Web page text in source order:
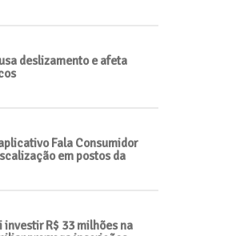
deslizamento e afeta
Fala Consumidor
em postos da
investir R$ 33 milhões na